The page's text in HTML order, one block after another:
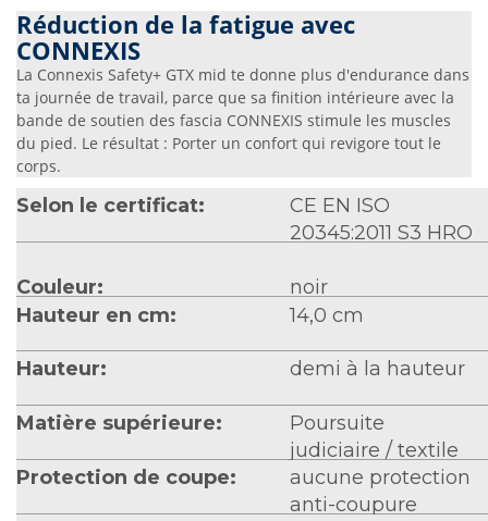
Réduction de la fatigue avec
CONNEXIS
La Connexis Safety+ GTX mid te donne plus d'endurance dans
ta journée de travail, parce que sa finition intérieure avec la
bande de soutien des fascia CONNEXIS stimule les muscles
du pied. Le résultat : Porter un confort qui revigore tout le
corps.
Selon le certificat:
CE EN ISO
20345:2011 S3 HRO
Couleur:
noir
Hauteur en cm:
14,0 cm
Hauteur: demi à la hauteur
Matière supérieure:
Poursuite
judiciaire / textile
Protection de coupe:
aucune protection
anti-coupure